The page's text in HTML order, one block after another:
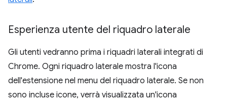
Esperienza utente del riquadro laterale
Gli utenti vedranno prima i riquadri laterali integrati di
Chrome. Ogni riquadro laterale mostra l'icona
dell'estensione nel menu del riquadro laterale. Se non
sono incluse icone, verrà visualizzata un'icona